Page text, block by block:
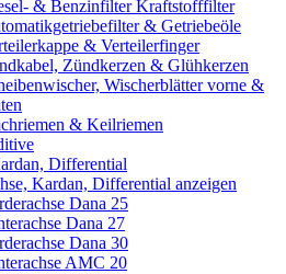
& Benzinfilter Kraftstofffilter
& Getriebeöle
& Verteilerfinger
Zündkerzen & Glühkerzen
Wischerblätter vorne &
& Keilriemen
Differential
Kardan, Differential anzeigen
Dana 25
Dana 27
Dana 30
AMC 20